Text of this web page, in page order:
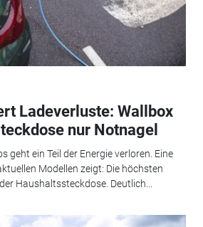
Ladeverluste: Wallbox
nur Notnagel
geht ein Teil der Energie verloren. Eine
Modellen zeigt: Die höchsten
Haushaltssteckdose. Deutlich...